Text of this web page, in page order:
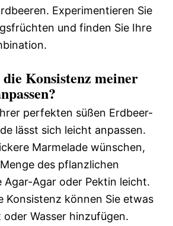
Experimentieren Sie
und finden Sie Ihre
Konsistenz meiner
perfekten süßen Erdbeer-
lässt sich leicht anpassen.
Marmelade wünschen,
des pflanzlichen
Agar-Agar oder Pektin leicht.
Konsistenz können Sie etwas
Wasser hinzufügen.